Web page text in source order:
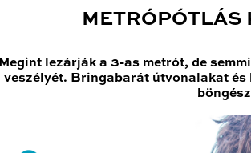
METRÓPÓTLÁS
Megint lezárják a 3-as metrót, de
veszélyét. Bringabarát útvonalakat